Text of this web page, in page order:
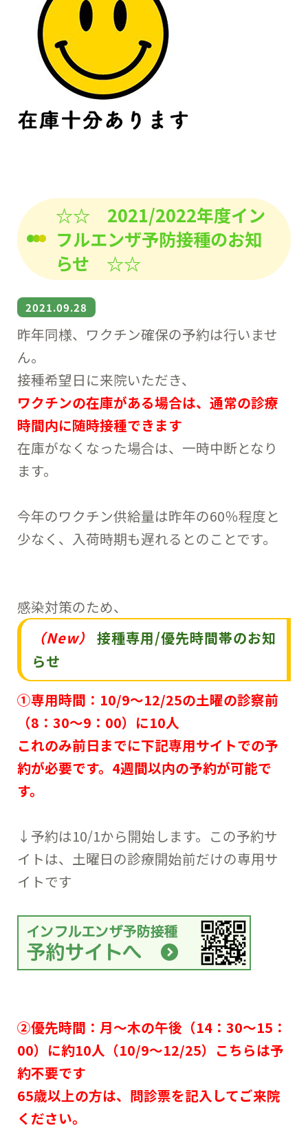
☆☆ 2021/2022年度イン
フルエンザ予防接種のお知
らせ ☆☆
2021.09.28
昨年同様、ワクチン確保の予約は行いませ
ん。
接種希望日に来院いただき、
ワクチンの在庫がある場合は、通常の診療
時間内に随時接種できます
在庫がなくなった場合は、一時中断となり
ます。
今年のワクチン供給量は昨年の60％程度と
少なく、入荷時期も遅れるとのことです。
感染対策のため、
（New）
接種専用/優先時間帯のお知
らせ
①専用時間：10/9～12/25の土曜の診察前
（8：30～9：00）に10人
これのみ前日までに下記専用サイトでの予
約が必要です。4週間以内の予約が可能で
す。
↓予約は10/1から開始します。この予約サ
イトは、土曜日の診療開始前だけの専用サ
イトです
②優先時間：月～木の午後（14：30～15：
00）に約10人（10/9～12/25）こちらは予
約不要です
65歳以上の方は、問診票を記入してご来院
ください。